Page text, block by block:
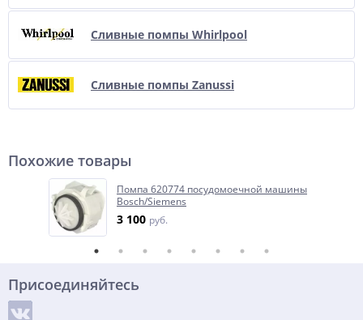
Сливные помпы Whirlpool
Сливные помпы Zanussi
Похожие товары
Помпа 620774 посудомоечной машины
Bosch/Siemens
3 100 руб.
Присоединяйтесь